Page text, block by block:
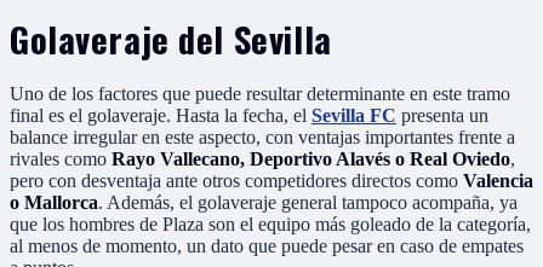
Golaveraje del Sevilla
Uno de los factores que puede resultar determinante en este tramo
final es el golaveraje. Hasta la fecha, el Sevilla FC presenta un
balance irregular en este aspecto, con ventajas importantes frente a
rivales como Rayo Vallecano, Deportivo Alavés o Real Oviedo,
pero con desventaja ante otros competidores directos como Valencia
o Mallorca. Además, el golaveraje general tampoco acompaña, ya
que los hombres de Plaza son el equipo más goleado de la categoría,
al menos de momento, un dato que puede pesar en caso de empates